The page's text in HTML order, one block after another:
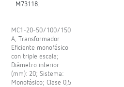
M73118.
MC1-20-50/100/150
A, Transformador
Eficiente monofásico
con triple escala;
Diámetro interior
(mm): 20; Sistema:
Monofásico; Clase 0,5